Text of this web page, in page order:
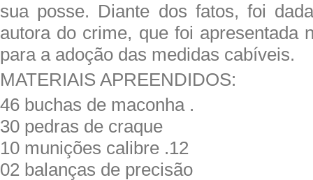
sua posse. Diante dos fatos, foi
autora do crime, que foi apresentada
para a adoção das medidas cabíveis.
MATERIAIS APREENDIDOS:
46 buchas de maconha .
30 pedras de craque
10 munições calibre .12
02 balanças de precisão